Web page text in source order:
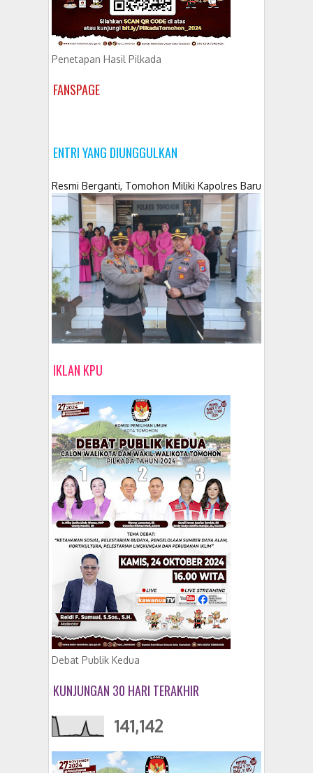
Penetapan Hasil Pilkada
FANSPAGE
ENTRI YANG DIUNGGULKAN
Resmi Berganti, Tomohon Miliki Kapolres Baru
IKLAN KPU
Debat Publik Kedua
KUNJUNGAN 30 HARI TERAKHIR
141,142